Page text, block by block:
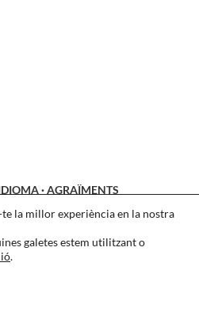
·AGRAÏMENTS
·PRIVACITAT
la millor experiència en la nostra
galetes estem utilitzant o
.